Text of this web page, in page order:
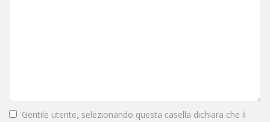
Gentile utente, selezionando questa casella dichiara che il